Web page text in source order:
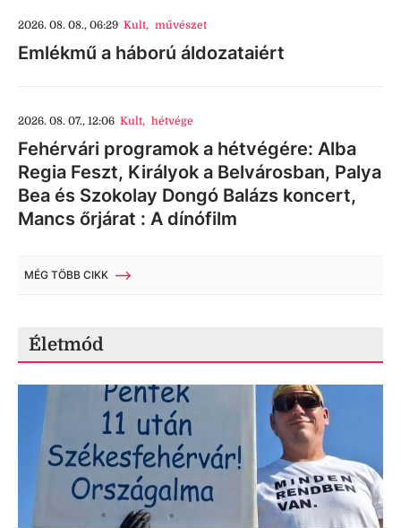
2026. 08. 08., 06:29 Kult, művészet
Emlékmű a háború áldozataiért
2026. 08. 07., 12:06 Kult, hétvége
Fehérvári programok a hétvégére: Alba
Regia Feszt, Királyok a Belvárosban, Palya
Bea és Szokolay Dongó Balázs koncert,
Mancs őrjárat : A dínófilm
MÉG TÖBB CIKK
Életmód